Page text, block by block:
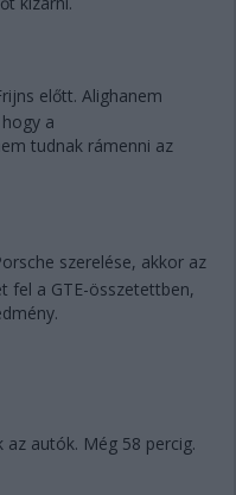
előtt. Alighanem
a
tudnak rámenni az
szerelése, akkor az
fel a GTE-összetettben,
az autók. Még 58 percig.